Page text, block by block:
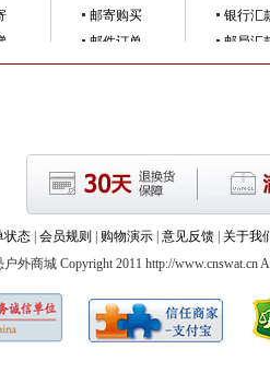
邮寄购买
邮件订单
银行汇
邮局汇
状态 会员规则 购物演示 意见反馈
关于我
外商城 Copyright 2011 http://www.cnswat.cn